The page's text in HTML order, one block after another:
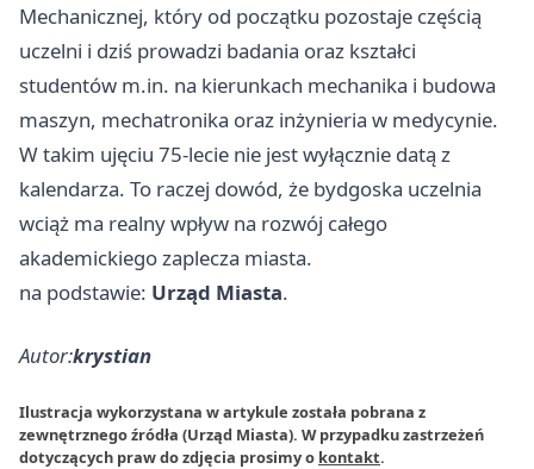
Mechanicznej, który od początku pozostaje częścią
uczelni i dziś prowadzi badania oraz kształci
studentów m.in. na kierunkach mechanika i budowa
maszyn, mechatronika oraz inżynieria w medycynie.
W takim ujęciu 75-lecie nie jest wyłącznie datą z
kalendarza. To raczej dowód, że bydgoska uczelnia
wciąż ma realny wpływ na rozwój całego
akademickiego zaplecza miasta.
na podstawie: Urząd Miasta.
Autor:krystian
Ilustracja wykorzystana w artykule została pobrana z
zewnętrznego źródła (Urząd Miasta). W przypadku zastrzeżeń
dotyczących praw do zdjęcia prosimy o kontakt.